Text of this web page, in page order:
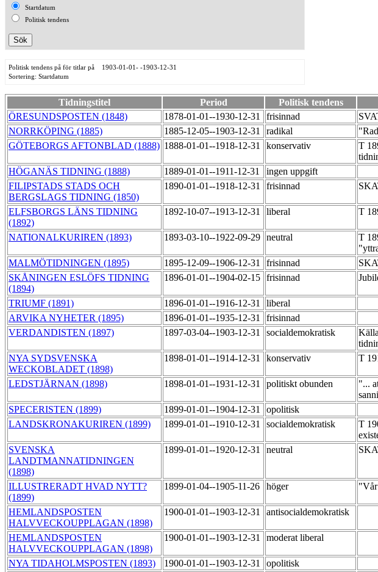
Startdatum
Politisk tendens
Politisk tendens på för titlar på 1903-01-01- -1903-12-31
Sortering: Startdatum
Tidningstitel Period Politisk tendens
ÖRESUNDSPOSTEN (1848) 1878-01-01--1930-12-31 frisinnad
NORRKÖPING (1885) 1885-12-05--1903-12-31 radikal
GÖTEBORGS AFTONBLAD (1888) 1888-01-01--1918-12-31 konservativ
T
HÖGANÄS TIDNING (1888) 1889-01-01--1911-12-31 ingen uppgift
FILIPSTADS STADS OCH
BERGSLAGS TIDNING (1850)
1890-01-01--1918-12-31 frisinnad
ELFSBORGS LÄNS TIDNING
(1892)
1892-10-07--1913-12-31 liberal T
NATIONALKURIREN (1893) 1893-03-10--1922-09-29 neutral
T
MALMÖTIDNINGEN (1895) 1895-12-09--1906-12-31 frisinnad
SKÅNINGEN ESLÖFS TIDNING
(1894)
1896-01-01--1904-02-15 frisinnad
TRIUMF (1891) 1896-01-01--1916-12-31 liberal
ARVIKA NYHETER (1895) 1896-01-01--1935-12-31 frisinnad
VERDANDISTEN (1897) 1897-03-04--1903-12-31 socialdemokratisk
NYA SYDSVENSKA
WECKOBLADET (1898)
1898-01-01--1914-12-31 konservativ T
LEDSTJÄRNAN (1898) 1898-01-01--1931-12-31 politiskt obunden
"...
SPECERISTEN (1899) 1899-01-01--1904-12-31 opolitisk
LANDSKRONAKURIREN (1899) 1899-01-01--1910-12-31 socialdemokratisk
T
SVENSKA
LANDTMANNATIDNINGEN
(1898)
1899-01-01--1920-12-31 neutral
ILLUSTRERADT HVAD NYTT?
(1899)
1899-01-04--1905-11-26 höger "Vår
HEMLANDSPOSTEN
HALVVECKOUPPLAGAN (1898)
1900-01-01--1903-12-31 antisocialdemokratisk
HEMLANDSPOSTEN
HALVVECKOUPPLAGAN (1898)
1900-01-01--1903-12-31 moderat liberal
NYA TIDAHOLMSPOSTEN (1893) 1900-01-01--1903-12-31 opolitisk